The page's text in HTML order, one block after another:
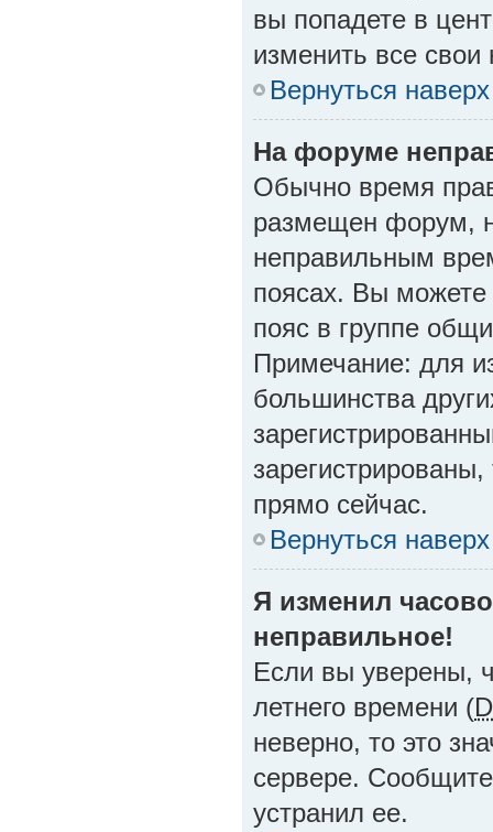
вы попадете в
изменить все свои
Вернуться наверх
На форуме
Обычно время
размещен форум,
неправильным
поясах. Вы можете
пояс в группе
Примечание: для
большинства
прямо сейчас.
Вернуться наверх
Я изменил
неправильное!
Если вы уверены,
летнего времени (
неверно, то это
сервере.
устранил ее.